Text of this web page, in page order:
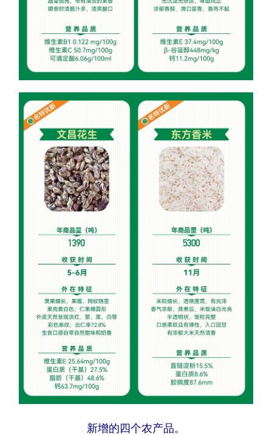
新增的四个农产品。